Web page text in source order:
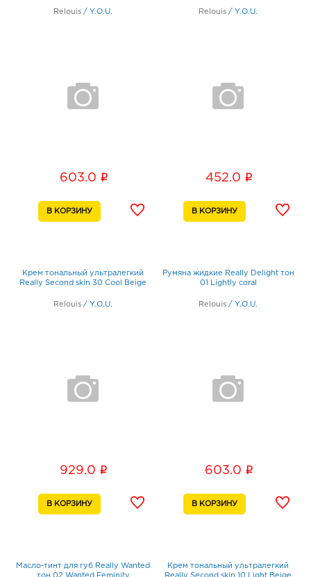
Relouis / Y.O.U.
603.0 i
Relouis / Y.O.U.
452.0 i
Крем тональный ультралегкий
Really Second skin 30 Cool Beige
Relouis / Y.O.U.
929.0 i
Румяна жидкие Really Delight тон
01 Lightly coral
Relouis / Y.O.U.
603.0 i
Масло-тинт для губ Really Wanted
тон 02 Wanted Feminity
Крем тональный ультралегкий
Really Second skin 10 Light Beige